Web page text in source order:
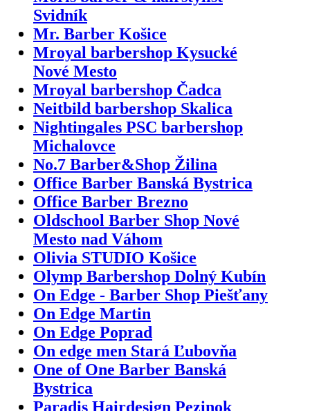
Svidník
Mr. Barber Košice
Mroyal barbershop Kysucké
Nové Mesto
Mroyal barbershop Čadca
Neitbild barbershop Skalica
Nightingales PSC barbershop
Michalovce
No.7 Barber&Shop Žilina
Office Barber Banská Bystrica
Office Barber Brezno
Oldschool Barber Shop Nové
Mesto nad Váhom
Olivia STUDIO Košice
Olymp Barbershop Dolný Kubín
On Edge - Barber Shop Piešťany
On Edge Martin
On Edge Poprad
On edge men Stará Ľubovňa
One of One Barber Banská
Bystrica
Paradis Hairdesign Pezinok